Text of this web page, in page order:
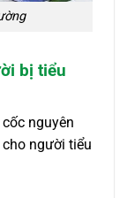
bị tiểu
nguyên
người tiểu